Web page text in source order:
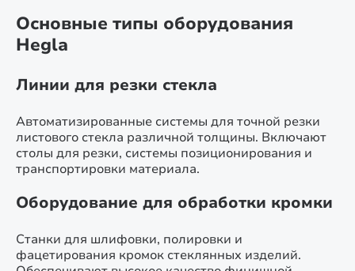
Основные типы оборудования
Hegla
Линии для резки стекла
Автоматизированные системы для точной резки
листового стекла различной толщины. Включают
столы для резки, системы позиционирования и
транспортировки материала.
Оборудование для обработки кромки
Станки для шлифовки, полировки и
фацетирования кромок стеклянных изделий.